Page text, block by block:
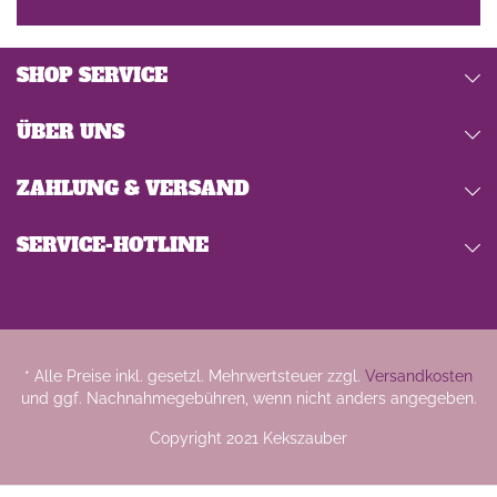
SERVICE-HOTLINE
SHOP SERVICE
ÜBER UNS
ZAHLUNG & VERSAND
* Alle Preise inkl. gesetzl. Mehrwertsteuer zzgl. Versandkosten
und ggf. Nachnahmegebühren, wenn nicht anders angegeben.
Copyright 2021 Kekszauber